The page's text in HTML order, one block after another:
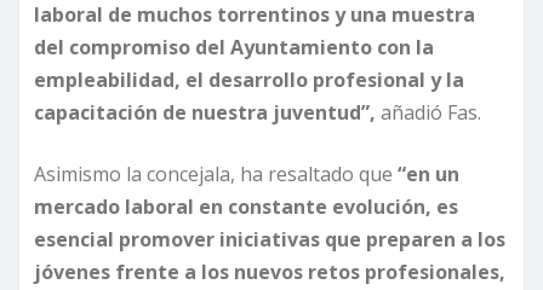
laboral de muchos torrentinos y una muestra
del compromiso del Ayuntamiento con la
empleabilidad, el desarrollo profesional y la
capacitación de nuestra juventud”, añadió Fas.
Asimismo la concejala, ha resaltado que “en un
mercado laboral en constante evolución, es
esencial promover iniciativas que preparen a los
jóvenes frente a los nuevos retos profesionales,